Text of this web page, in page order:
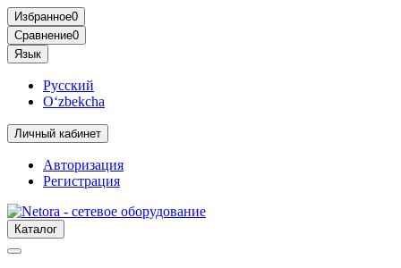
Избранное0
Сравнение0
Язык
Русский
O‘zbekcha
Личный кабинет
Авторизация
Регистрация
Каталог